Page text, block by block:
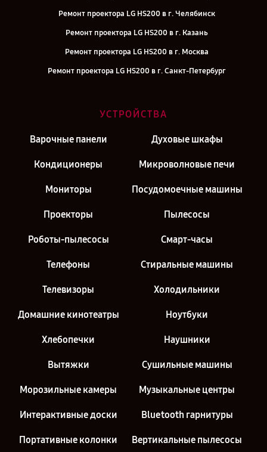
Ремонт проектора LG HS200 в г. Челябинск
Ремонт проектора LG HS200 в г. Казань
Ремонт проектора LG HS200 в г. Москва
Ремонт проектора LG HS200 в г. Санкт-Петербург
УСТРОЙСТВА
Варочные панели Духовые шкафы
Кондиционеры Микроволновые печи
Мониторы Посудомоечные машины
Проекторы Пылесосы
Роботы-пылесосы Смарт-часы
Телефоны Стиральные машины
Телевизоры Холодильники
Домашние кинотеатры Ноутбуки
Хлебопечки Наушники
Вытяжки Сушильные машины
Морозильные камеры Музыкальные центры
Интерактивные доски Bluetooth гарнитуры
Портативные колонки Вертикальные пылесосы